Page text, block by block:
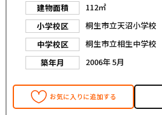
建物面積
112㎡
小学校区
桐生市立天沼小学校
中学校区
桐生市立相生中学校
築年月
2006年 5月
お気に入りに追加する